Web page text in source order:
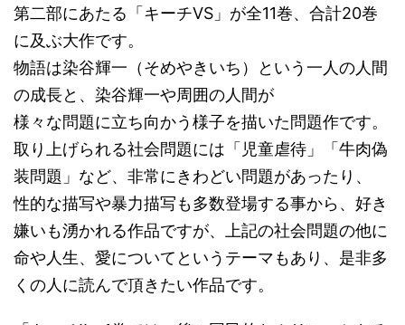
第二部にあたる「キーチVS」が全11巻、合計20巻
に及ぶ大作です。
物語は染谷輝一（そめやきいち）という一人の人間
の成長と、染谷輝一や周囲の人間が
様々な問題に立ち向かう様子を描いた問題作です。
取り上げられる社会問題には「児童虐待」「牛肉偽
装問題」など、非常にきわどい問題があったり、
性的な描写や暴力描写も多数登場する事から、好き
嫌いも湧かれる作品ですが、上記の社会問題の他に
命や人生、愛についてというテーマもあり、是非多
くの人に読んで頂きたい作品です。